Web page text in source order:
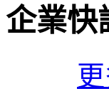
企業快